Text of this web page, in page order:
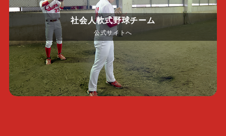
社会人軟式野球チーム
公式サイトへ